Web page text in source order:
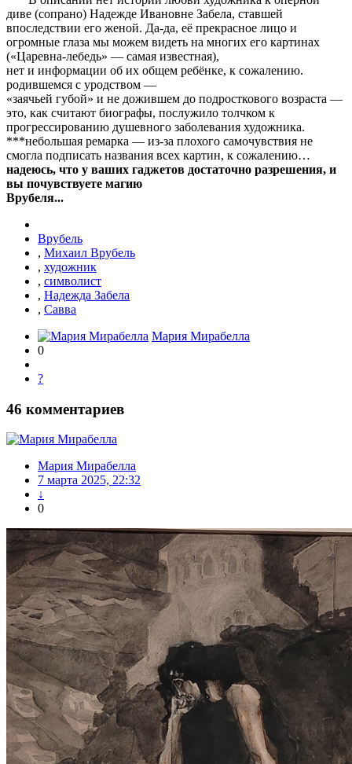
диве (сопрано) Надежде Ивановне Забела, ставшей
впоследствии его женой. Да-да, её прекрасное лицо и
огромные глаза мы можем видеть на многих его картинах
(«Царевна-лебедь» — самая известная),
нет и информации об их общем ребёнке, к сожалению.
родившемся с уродством —
«заячьей губой» и не дожившем до подросткового возраста —
это, как считают биографы, послужило толчком к
прогрессированию душевного заболевания художника.
***небольшая ремарка — из-за плохого самочувствия не
смогла подписать названия всех картин, к сожалению…
надеюсь, что у ваших гаджетов достаточно разрешения, и
вы почувствуете магию
Врубеля...
Врубель
, Михаил Врубель
, художник
, символист
, Надежда Забела
, Савва
Мария Мирабелла
0
?
46 комментариев
Мария Мирабелла
7 марта 2025, 22:32
↓
0